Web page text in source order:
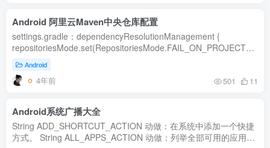
Android 阿里云Maven中央仓库配置
settings.gradle：dependencyResolutionManagement {
{ url ...
Android
4年前 501 11
Android系统广播大全
String ADD_SHORTCUT_ACTION 动做：在系统中添加一个快捷
方式。 String ALL_APPS_ACTION 动做：列举全部可用的应用。